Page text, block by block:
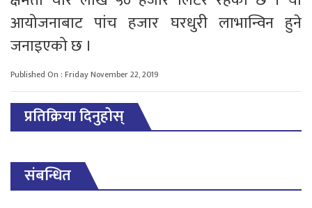
आयोजनाबाट पांच हजार घरधुरी लाभान्विन हुने
जनाइएको छ ।
Published On : Friday November 22, 2019
प्रतिक्रिया दिनुहोस्
संबन्धित